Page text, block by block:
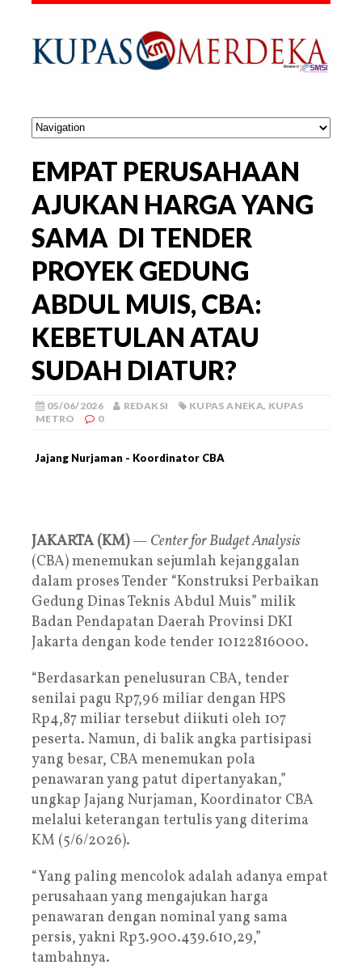
EMPAT PERUSAHAAN
AJUKAN HARGA YANG
SAMA DI TENDER
PROYEK GEDUNG
ABDUL MUIS, CBA:
KEBETULAN ATAU
SUDAH DIATUR?
05/06/2026 REDAKSI KUPAS ANEKA, KUPAS
METRO
0
Jajang Nurjaman - Koordinator CBA
JAKARTA (KM)— Center for Budget Analysis
(CBA) menemukan sejumlah kejanggalan
dalam proses Tender “Konstruksi Perbaikan
Gedung Dinas Teknis Abdul Muis” milik
Badan Pendapatan Daerah Provinsi DKI
Jakarta dengan kode tender 10122816000.
“Berdasarkan penelusuran CBA, tender
senilai pagu Rp7,96 miliar dengan HPS
Rp4,87 miliar tersebut diikuti oleh 107
peserta. Namun, di balik angka partisipasi
yang besar, CBA menemukan pola
penawaran yang patut dipertanyakan,”
ungkap Jajang Nurjaman, Koordinator CBA
melalui keterangan tertulis yang diterima
KM (5/6/2026).
“Yang paling mencolok adalah adanya empat
perusahaan yang mengajukan harga
penawaran dengan nominal yang sama
persis, yakni Rp3.900.439.610,29,”
tambahnya.